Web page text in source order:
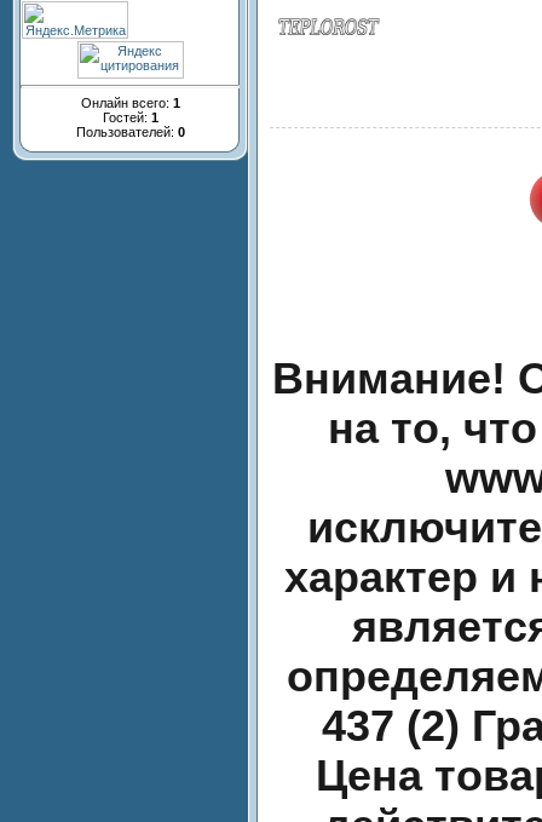
Онлайн всего: 1
Гостей: 1
Пользователей: 0
Внимание!
на то,
характер и
437 (2)
Цена